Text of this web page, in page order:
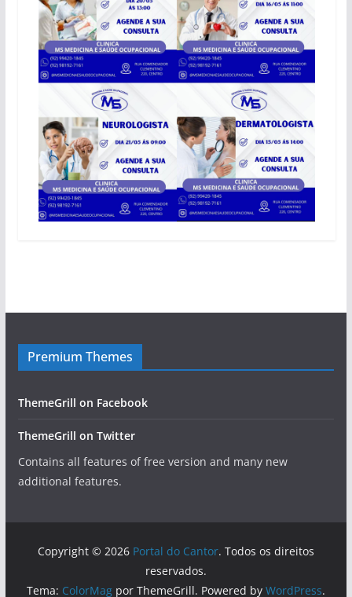
Premium Themes
ThemeGrill on Facebook
ThemeGrill on Twitter
Contains all features of free version and many new
additional features.
Copyright © 2026 Portal do Cantor. Todos os direitos
reservados.
Tema: ColorMagpor ThemeGrill. Powered by WordPress.